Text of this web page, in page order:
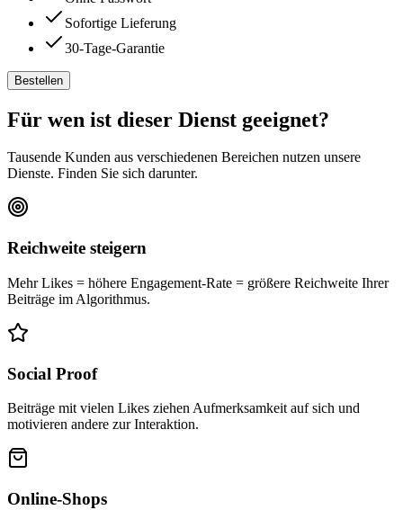
Sofortige Lieferung
30-Tage-Garantie
Bestellen
Für wen ist dieser Dienst geeignet?
Tausende Kunden aus verschiedenen Bereichen nutzen unsere
Dienste. Finden Sie sich darunter.
Reichweite steigern
Mehr Likes = höhere Engagement-Rate = größere Reichweite Ihrer
Beiträge im Algorithmus.
Social Proof
Beiträge mit vielen Likes ziehen Aufmerksamkeit auf sich und
motivieren andere zur Interaktion.
Online-Shops